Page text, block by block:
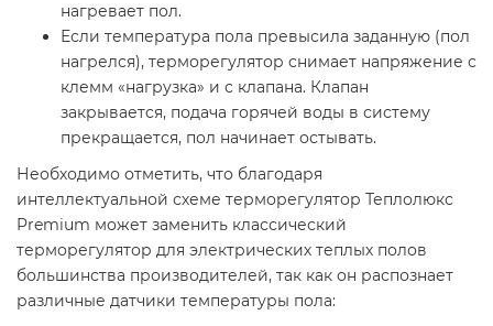
нагревает пол.
Если температура пола превысила заданную (пол
нагрелся), терморегулятор снимает напряжение с
клемм «нагрузка» и с клапана. Клапан
закрывается, подача горячей воды в систему
прекращается, пол начинает остывать.
Необходимо отметить, что благодаря
интеллектуальной схеме терморегулятор Теплолюкс
Premium может заменить классический
терморегулятор для электрических теплых полов
большинства производителей, так как он распознает
различные датчики температуры пола: